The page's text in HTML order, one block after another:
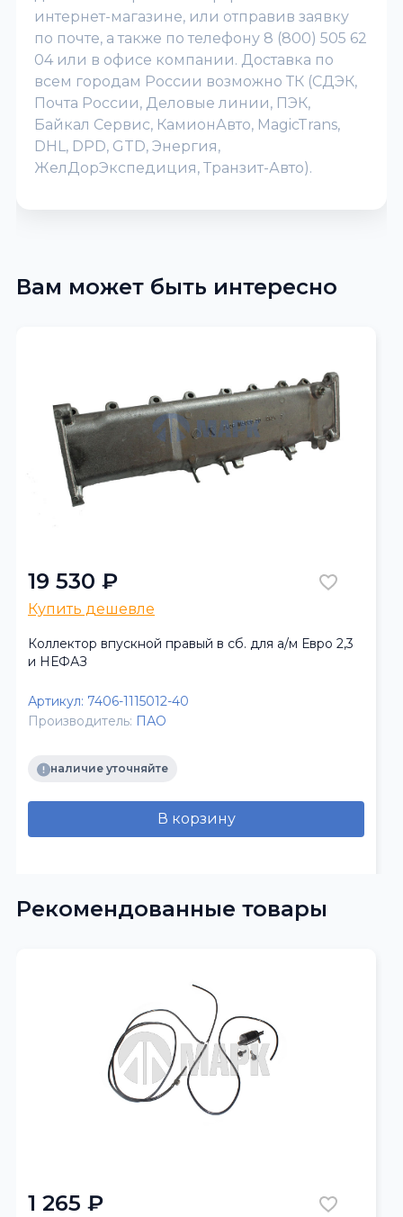
интернет-магазине, или отправив заявку
по почте, а также по телефону 8 (800) 505 62
04 или в офисе компании. Доставка по
всем городам России возможно ТК (СДЭК,
Почта России, Деловые линии, ПЭК,
Байкал Сервис, КамионАвто, MagicTrans,
DHL, DPD, GTD, Энергия,
ЖелДорЭкспедиция, Транзит-Авто).
Вам может быть интересно
19 530 ₽
Купить дешевле
Коллектор впускной правый в сб. для а/м Евро 2,3
и НЕФАЗ
Артикул: 7406-1115012-40
Производитель: ПАО
наличие уточняйте
В корзину
Рекомендованные товары
1 265 ₽